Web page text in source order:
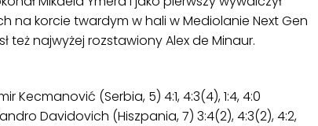
na korcie twardym w hali w Mediolanie Next Gen
też najwyżej rozstawiony Alex de Minaur.
Kecmanović (Serbia, 5) 4:1, 4:3(4), 1:4, 4:0
Davidovich (Hiszpania, 7) 3:4(2), 4:3(2), 4:2,